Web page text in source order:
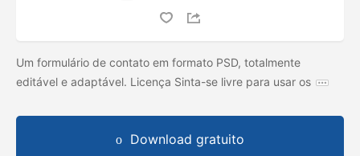
Um formulário de contato em formato PSD, totalmente
editável e adaptável. Licença Sinta-se livre para usar os
Download gratuito